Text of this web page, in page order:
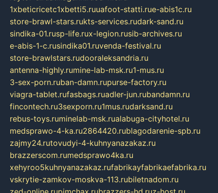
1xbeticricetc1xbetti5.ruuafoot-statti.rue-abis1c.ru
store-brawl-stars.rukts-services.rudark-sand.ru
sindika-01.rusp-life.rux-legion.rusib-archives.ru
e-abis-1-c.rusindika01.ruvenda-festival.ru
store-brawlstars.rudooraleksandria.ru
antenna-highly.rumine-lab-msk.ru1-mus.ru
3-sex-porn.ruban-damn.rupurse-factory.ru
viagra-tablet.rufasbags.ruadler-jun.rubandamn.ru
fincontech.ru3sexporn.ru1mus.rudarksand.ru
rebus-toys.ruminelab-msk.rualabuga-cityhotel.ru
medsprawo-4-ka.ru2864420.rublagodarenie-spb.ru
zajmy24.rutovudyi-4-kuhnyanazakaz.ru
brazzerscom.rumedsprawo4ka.ru
xehyroo5kuhnyanazakaz.rufabrikayfabrikaefabrika.ru
vskrytie-zamkov-moskva-113.rubiletnadom.ru